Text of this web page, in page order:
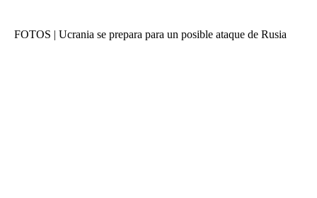
FOTOS | Ucrania se prepara para un posible ataque de Rusia